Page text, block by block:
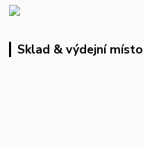
Sklad & výdejní místo